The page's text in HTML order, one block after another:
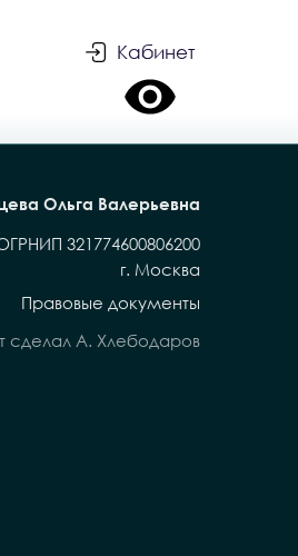
Кабинет
сделал А. Хлебодаров
Правовые документы
321774600806200
г. Москва
Ольга Валерьевна